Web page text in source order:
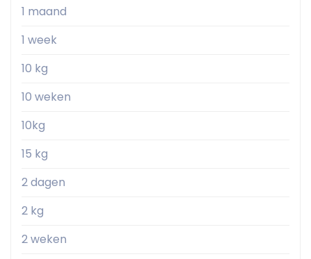
1 maand
1 week
10 kg
10 weken
10kg
15 kg
2 dagen
2 kg
2 weken